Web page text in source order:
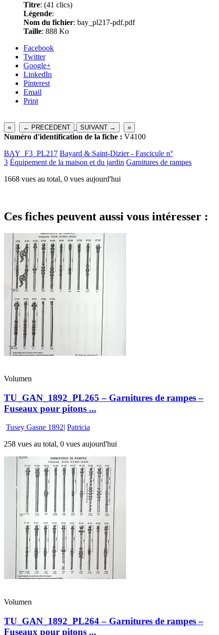
Titre: (41 clics)
Légende:
Nom du fichier: bay_pl217-pdf.pdf
Taille: 888 Ko
Facebook
Twitter
Google+
LinkedIn
Pinterest
Email
Print
« ← PRECEDENT SUIVANT → »
Numéro d'identification de la fiche : V4100
BAY_F3_PL217 Bayard & Saint-Dizier - Fascicule n°
3 Équipement de la maison et du jardin Garnitures de rampes
1668 vues au total, 0 vues aujourd'hui
Ces fiches peuvent aussi vous intéresser :
Volumen
TU_GAN_1892_PL265 – Garnitures de rampes –
Fuseaux pour pitons ...
Tusey Gasne 1892| Patricia
258 vues au total, 0 vues aujourd'hui
Volumen
TU_GAN_1892_PL264 – Garnitures de rampes –
Fuseaux pour pitons ...